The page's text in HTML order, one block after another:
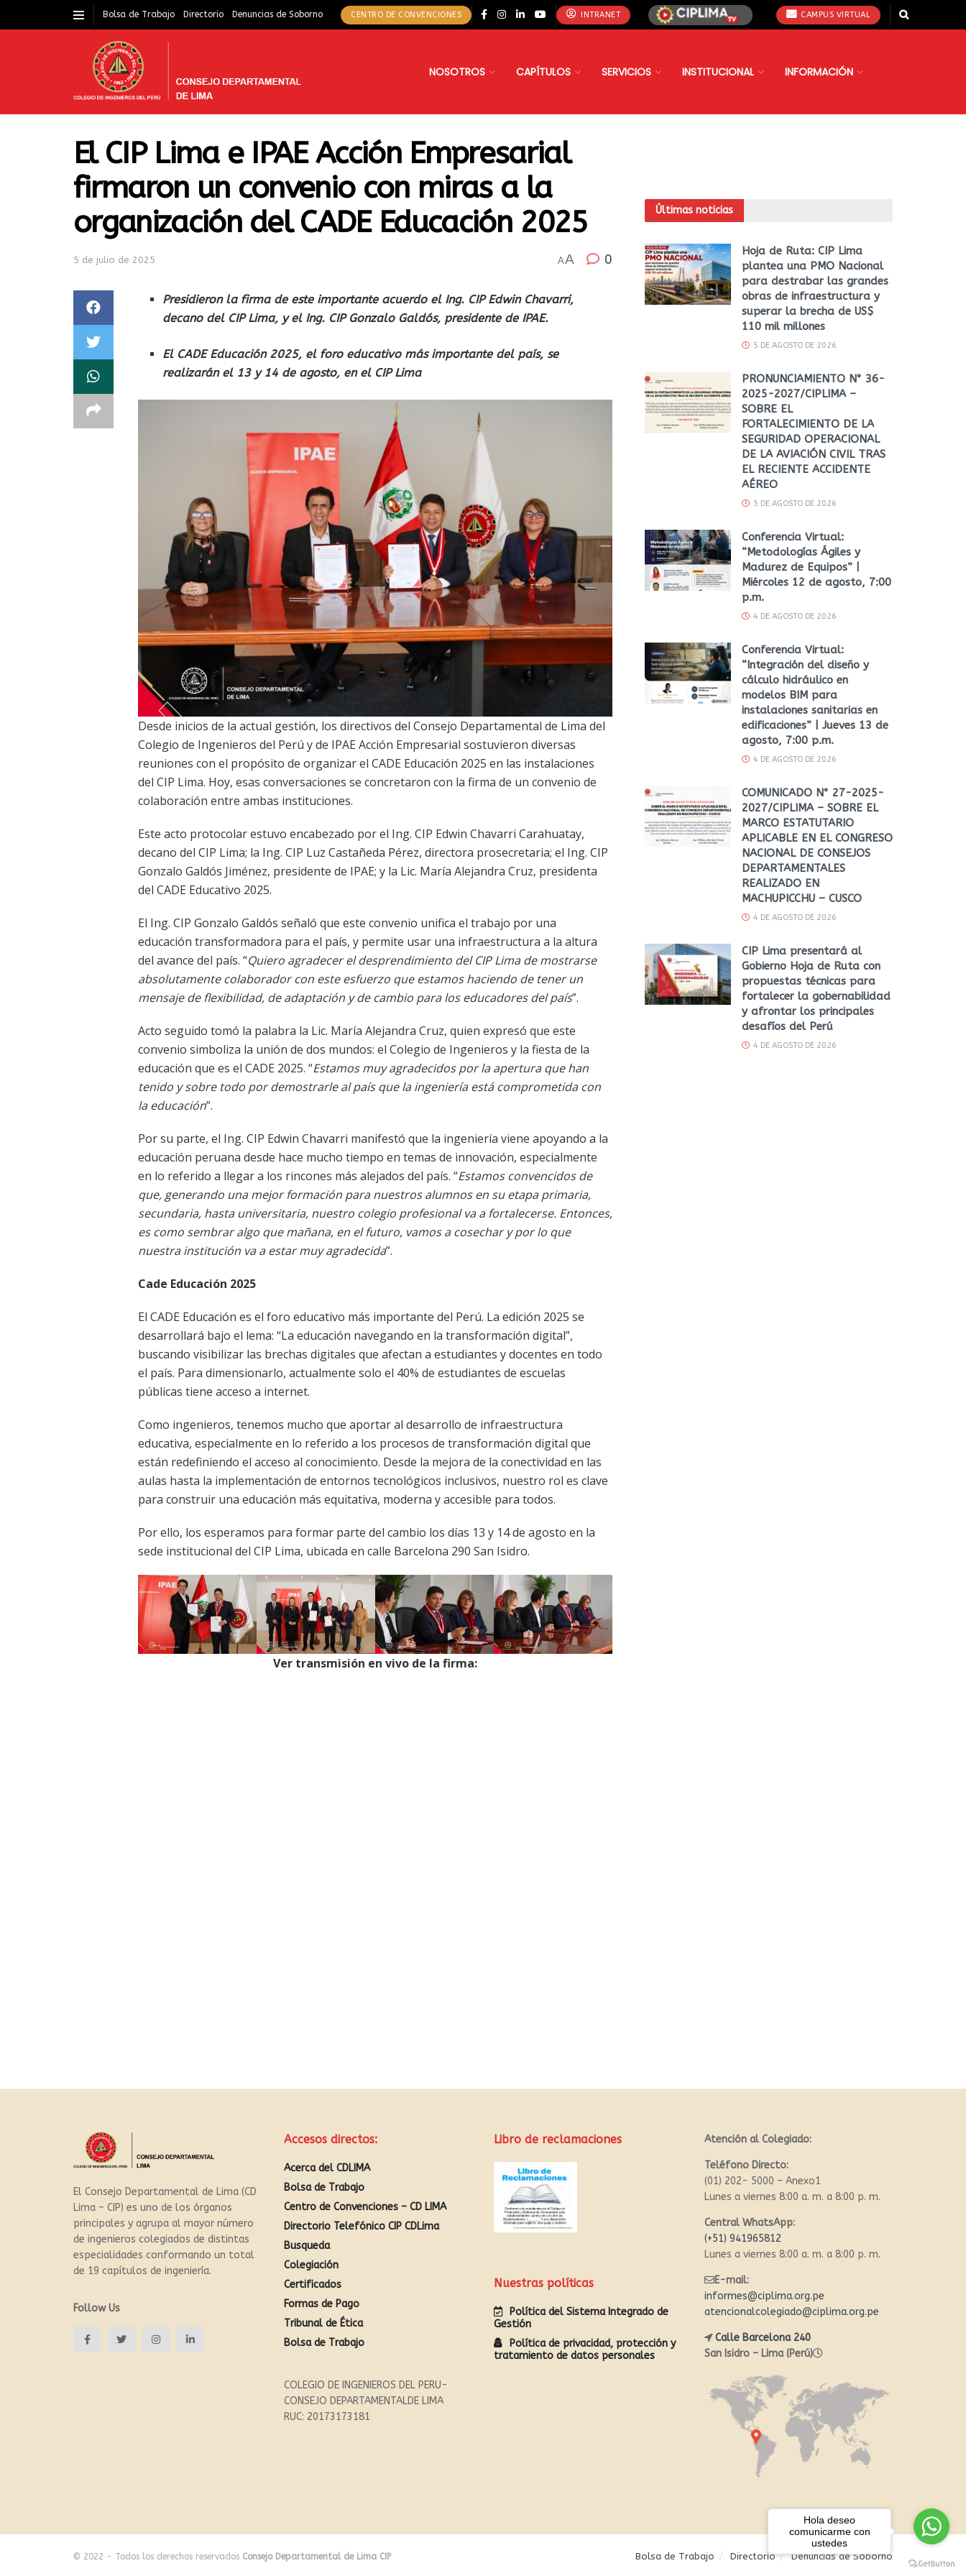
Bolsa de Trabajo Directorio Denuncias de Soborno CENTRO DE CONVENCIONES INTRANET CAMPUS VIRTUAL
NOSOTROS CAPÍTULOS SERVICIOS INSTITUCIONAL INFORMACIÓN
El CIP Lima e IPAE Acción Empresarial
firmaron un convenio con miras a la
organización del CADE Educación 2025
5 de julio de 2025 AA 0
Presidieron la firma de este importante acuerdo el Ing. CIP Edwin Chavarri,
decano del CIP Lima, y el Ing. CIP Gonzalo Galdós, presidente de IPAE.
El CADE Educación 2025, el foro educativo más importante del país, se
realizarán el 13 y 14 de agosto, en el CIP Lima
Desde inicios de la actual gestión, los directivos del Consejo Departamental de Lima del
Colegio de Ingenieros del Perú y de IPAE Acción Empresarial sostuvieron diversas
reuniones con el propósito de organizar el CADE Educación 2025 en las instalaciones
del CIP Lima. Hoy, esas conversaciones se concretaron con la firma de un convenio de
colaboración entre ambas instituciones.
Este acto protocolar estuvo encabezado por el Ing. CIP Edwin Chavarri Carahuatay,
decano del CIP Lima; la Ing. CIP Luz Castañeda Pérez, directora prosecretaria; el Ing. CIP
Gonzalo Galdós Jiménez, presidente de IPAE; y la Lic. María Alejandra Cruz, presidenta
del CADE Educativo 2025.
El Ing. CIP Gonzalo Galdós señaló que este convenio unifica el trabajo por una
educación transformadora para el país, y permite usar una infraestructura a la altura
del avance del país. “Quiero agradecer el desprendimiento del CIP Lima de mostrarse
absolutamente colaborador con este esfuerzo que estamos haciendo de tener un
mensaje de flexibilidad, de adaptación y de cambio para los educadores del país”.
Acto seguido tomó la palabra la Lic. María Alejandra Cruz, quien expresó que este
convenio simboliza la unión de dos mundos: el Colegio de Ingenieros y la fiesta de la
educación que es el CADE 2025. “Estamos muy agradecidos por la apertura que han
tenido y sobre todo por demostrarle al país que la ingeniería está comprometida con
la educación”.
Por su parte, el Ing. CIP Edwin Chavarri manifestó que la ingeniería viene apoyando a la
educación peruana desde hace mucho tiempo en temas de innovación, especialmente
en lo referido a llegar a los rincones más alejados del país. “Estamos convencidos de
que, generando una mejor formación para nuestros alumnos en su etapa primaria,
secundaria, hasta universitaria, nuestro colegio profesional va a fortalecerse. Entonces,
es como sembrar algo que mañana, en el futuro, vamos a cosechar y por lo que
nuestra institución va a estar muy agradecida”.
Cade Educación 2025
El CADE Educación es el foro educativo más importante del Perú. La edición 2025 se
desarrollará bajo el lema: “La educación navegando en la transformación digital”,
buscando visibilizar las brechas digitales que afectan a estudiantes y docentes en todo
el país. Para dimensionarlo, actualmente solo el 40% de estudiantes de escuelas
públicas tiene acceso a internet.
Como ingenieros, tenemos mucho que aportar al desarrollo de infraestructura
educativa, especialmente en lo referido a los procesos de transformación digital que
están redefiniendo el acceso al conocimiento. Desde la mejora de la conectividad en las
aulas hasta la implementación de entornos tecnológicos inclusivos, nuestro rol es clave
para construir una educación más equitativa, moderna y accesible para todos.
Por ello, los esperamos para formar parte del cambio los días 13 y 14 de agosto en la
sede institucional del CIP Lima, ubicada en calle Barcelona 290 San Isidro.
Ver transmisión en vivo de la firma:
Últimas noticias
Hoja de Ruta: CIP Lima
plantea una PMO Nacional
para destrabar las grandes
obras de infraestructura y
superar la brecha de US$
110 mil millones
5 DE AGOSTO DE 2026
PRONUNCIAMIENTO N° 36-
2025-2027/CIPLIMA –
SOBRE EL
FORTALECIMIENTO DE LA
SEGURIDAD OPERACIONAL
DE LA AVIACIÓN CIVIL TRAS
EL RECIENTE ACCIDENTE
AÉREO
5 DE AGOSTO DE 2026
Conferencia Virtual:
“Metodologías Ágiles y
Madurez de Equipos” |
Miércoles 12 de agosto, 7:00
p.m.
4 DE AGOSTO DE 2026
Conferencia Virtual:
“Integración del diseño y
cálculo hidráulico en
modelos BIM para
instalaciones sanitarias en
edificaciones” | Jueves 13 de
agosto, 7:00 p.m.
4 DE AGOSTO DE 2026
COMUNICADO N° 27-2025-
2027/CIPLIMA – SOBRE EL
MARCO ESTATUTARIO
APLICABLE EN EL CONGRESO
NACIONAL DE CONSEJOS
DEPARTAMENTALES
REALIZADO EN
MACHUPICCHU – CUSCO
4 DE AGOSTO DE 2026
CIP Lima presentará al
Gobierno Hoja de Ruta con
propuestas técnicas para
fortalecer la gobernabilidad
y afrontar los principales
desafíos del Perú
4 DE AGOSTO DE 2026
El Consejo Departamental de Lima (CD
Lima – CIP) es uno de los órganos
principales y agrupa al mayor número
de ingenieros colegiados de distintas
especialidades conformando un total
de 19 capítulos de ingeniería.
Follow Us
Accesos directos:
Acerca del CDLIMA
Bolsa de Trabajo
Centro de Convenciones – CD LIMA
Directorio Telefónico CIP CDLima
Busqueda
Colegiación
Certificados
Formas de Pago
Tribunal de Ética
Bolsa de Trabajo
COLEGIO DE INGENIEROS DEL PERU-
CONSEJO DEPARTAMENTALDE LIMA
RUC: 20173173181
Libro de reclamaciones
Nuestras políticas
Política del Sistema Integrado de
Gestión
Política de privacidad, protección y
tratamiento de datos personales
Atención al Colegiado:
Teléfono Directo:
(01) 202- 5000 – Anexo1
Lunes a viernes 8:00 a. m. a 8:00 p. m.
Central WhatsApp:
(+51) 941965812
Lunes a viernes 8:00 a. m. a 8:00 p. m.
E-mail:
informes@ciplima.org.pe
atencionalcolegiado@ciplima.org.pe
Calle Barcelona 240
San Isidro – Lima (Perú)
Bolsa de Trabajo Directorio Denuncias de Soborno
© 2022 - Todos los derechos reservados Consejo Departamental de Lima CIP
Hola deseo
comunicarme con
ustedes